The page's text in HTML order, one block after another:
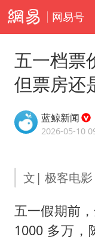
网易号
五一档票
但票房还
蓝鲸新闻
2026-05-10
文| 极客电影
五一假期前
1000 多万，